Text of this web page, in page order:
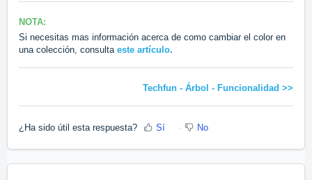
NOTA:
Si necesitas mas información acerca de como cambiar el color en
una colección, consulta este artículo.
Techfun - Árbol - Funcionalidad >>
¿Ha sido útil esta respuesta? Sí No